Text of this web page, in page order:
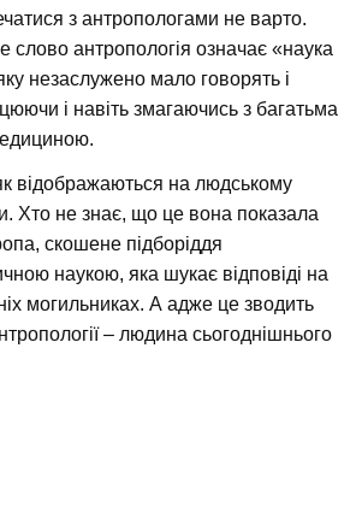
з антропологами не варто.
антропологія означає «наука
незаслужено мало говорять і
і навіть змагаючись з багатьма
відображаються на людському
Хто не знає, що це вона показала
скошене підборіддя
наукою, яка шукає відповіді на
могильниках. А адже це зводить
– людина сьогоднішнього